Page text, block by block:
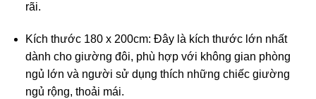
rãi.
Kích thước 180 x 200cm: Đây là kích thước lớn nhất
dành cho giường đôi, phù hợp với không gian phòng
ngủ lớn và người sử dụng thích những chiếc giường
ngủ rộng, thoải mái.